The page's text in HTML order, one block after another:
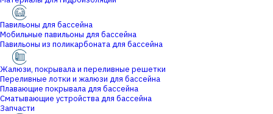
Павильоны для бассейна
Мобильные павильоны для бассейна
Павильоны из поликарбоната для бассейна
Жалюзи, покрывала и переливные решетки
Переливные лотки и жалюзи для бассейна
Плавающие покрывала для бассейна
Сматывающие устройства для бассейна
Запчасти